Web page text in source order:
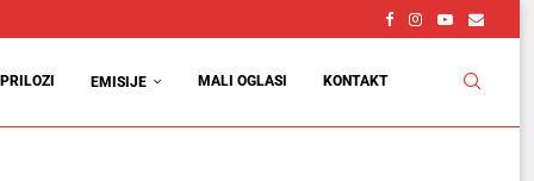
PRILOZI EMISIJE MALI OGLASI KONTAKT